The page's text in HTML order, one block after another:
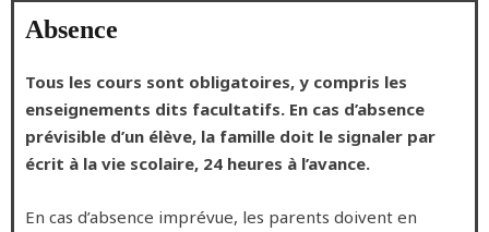
Absence
Tous les cours sont obligatoires, y compris les
enseignements dits facultatifs. En cas d’absence
prévisible d’un élève, la famille doit le signaler par
écrit à la vie scolaire, 24 heures à l’avance.
En cas d’absence imprévue, les parents doivent en